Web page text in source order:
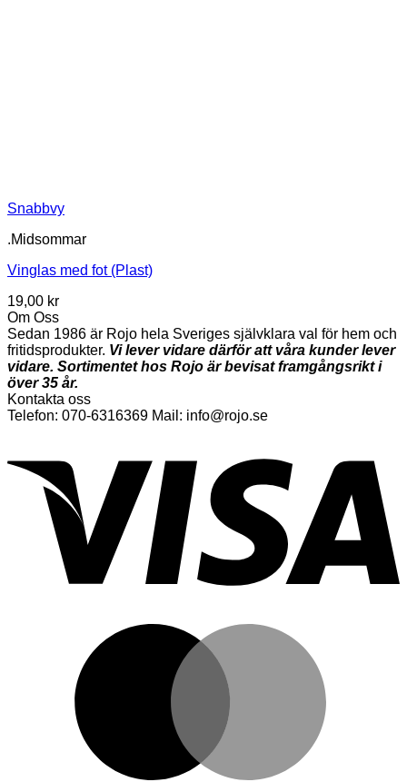
Snabbvy
.Midsommar
Vinglas med fot (Plast)
19,00 kr
Om Oss
Sedan 1986 är Rojo hela Sveriges självklara val för hem och
fritidsprodukter. Vi lever vidare därför att våra kunder lever
vidare. Sortimentet hos Rojo är bevisat framgångsrikt i
över 35 år.
Kontakta oss
Telefon: 070-6316369 Mail: info@rojo.se